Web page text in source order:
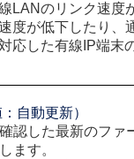
LANのリンク速度
度が低下したり、
応した有線IP端末
：自動更新）
認した最新のファ
ます。